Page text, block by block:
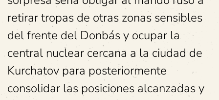
retirar tropas de otras zonas sensibles
del frente del Donbás y ocupar la
central nuclear cercana a la ciudad de
Kurchatov para posteriormente
consolidar las posiciones alcanzadas y